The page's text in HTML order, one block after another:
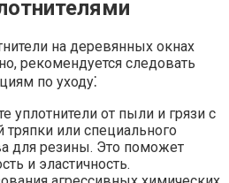
на деревянных окнах
рекомендуется следовать
по уходу⁚
уплотнители от пыли и грязи с
или специального
для резины.​ Это поможет
и эластичность.​